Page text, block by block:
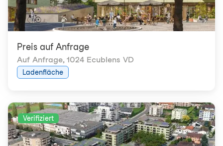
Preis auf Anfrage
Auf Anfrage, 1024 Ecublens VD
Ladenfläche
Verifiziert